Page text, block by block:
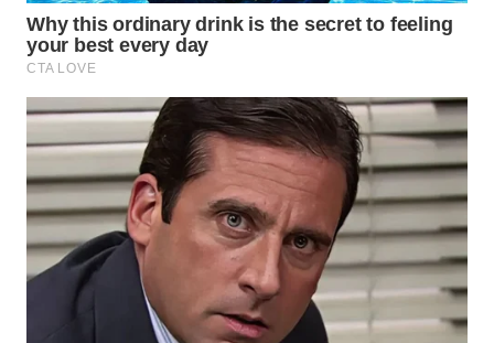
WN
SURABAYA
WN
NATUNA
WN
BINTAN
WN